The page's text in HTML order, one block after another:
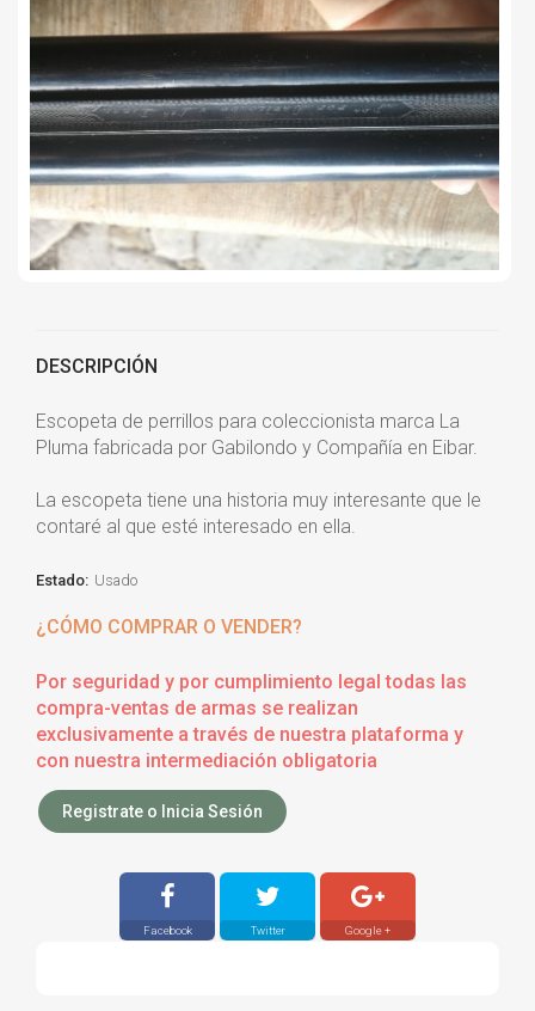
DESCRIPCIÓN
Escopeta de perrillos para coleccionista marca La
Pluma fabricada por Gabilondo y Compañía en Eibar.
La escopeta tiene una historia muy interesante que le
contaré al que esté interesado en ella.
Estado: Usado
¿CÓMO COMPRAR O VENDER?
Por seguridad y por cumplimiento legal todas las
compra-ventas de armas se realizan
exclusivamente a través de nuestra plataforma y
con nuestra intermediación obligatoria
Registrate o Inicia Sesión
Facebook Twitter Google +